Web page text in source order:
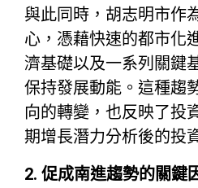
與此同時，胡志明市作
心，憑藉快速的都市化
濟基礎以及一系列關鍵
保持發展動能。這種趨
向的轉變，也反映了投
期增長潛力分析後的投
2. 促成南進趨勢的關鍵